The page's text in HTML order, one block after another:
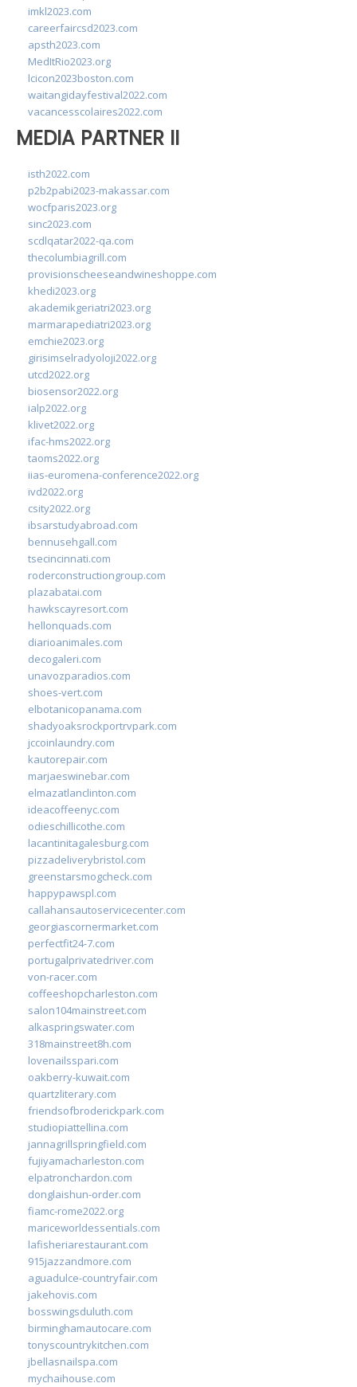
imkl2023.com
careerfaircsd2023.com
apsth2023.com
MedItRio2023.org
lcicon2023boston.com
waitangidayfestival2022.com
vacancesscolaires2022.com
MEDIA PARTNER II
isth2022.com
p2b2pabi2023-makassar.com
wocfparis2023.org
sinc2023.com
scdlqatar2022-qa.com
thecolumbiagrill.com
provisionscheeseandwineshoppe.com
khedi2023.org
akademikgeriatri2023.org
marmarapediatri2023.org
emchie2023.org
girisimselradyoloji2022.org
utcd2022.org
biosensor2022.org
ialp2022.org
klivet2022.org
ifac-hms2022.org
taoms2022.org
iias-euromena-conference2022.org
ivd2022.org
csity2022.org
ibsarstudyabroad.com
bennusehgall.com
tsecincinnati.com
roderconstructiongroup.com
plazabatai.com
hawkscayresort.com
hellonquads.com
diarioanimales.com
decogaleri.com
unavozparadios.com
shoes-vert.com
elbotanicopanama.com
shadyoaksrockportrvpark.com
jccoinlaundry.com
kautorepair.com
marjaeswinebar.com
elmazatlanclinton.com
ideacoffeenyc.com
odieschillicothe.com
lacantinitagalesburg.com
pizzadeliverybristol.com
greenstarsmogcheck.com
happypawspl.com
callahansautoservicecenter.com
georgiascornermarket.com
perfectfit24-7.com
portugalprivatedriver.com
von-racer.com
coffeeshopcharleston.com
salon104mainstreet.com
alkaspringswater.com
318mainstreet8h.com
lovenailsspari.com
oakberry-kuwait.com
quartzliterary.com
friendsofbroderickpark.com
studiopiattellina.com
jannagrillspringfield.com
fujiyamacharleston.com
elpatronchardon.com
donglaishun-order.com
fiamc-rome2022.org
mariceworldessentials.com
lafisheriarestaurant.com
915jazzandmore.com
aguadulce-countryfair.com
jakehovis.com
bosswingsduluth.com
birminghamautocare.com
tonyscountrykitchen.com
jbellasnailspa.com
mychaihouse.com